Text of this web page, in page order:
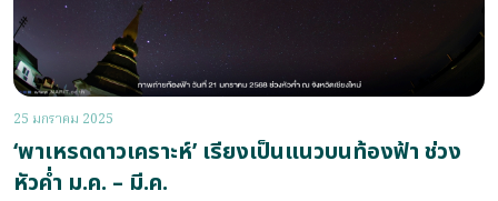
25 มกราคม 2025
‘พาเหรดดาวเคราะห์’ เรียงเป็นแนวบนท้องฟ้า ช่วง
หัวค่ำ ม.ค. – มี.ค.